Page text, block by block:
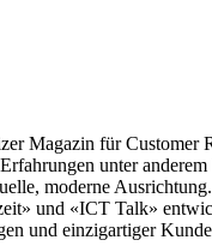
Magazin für
unter
moderne
und «ICT Talk»
und einzigartiger